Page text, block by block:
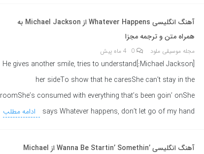
آهنگ انگلیسی Whatever Happens از Michael Jackson به
همراه متن و ترجمه مجزا
مجله موسیقی ملود 0 4 ماه پیش
[Michael Jackson:]He gives another smile, tries to understand
her sideTo show that he caresShe can’t stay in the
roomShe’s consumed with everything that’s been goin’ onShe
says Whatever happens, don’t let go of my hand
ادامه مطلب
آهنگ انگلیسی ’Wanna Be Startin’ Somethin از Michael